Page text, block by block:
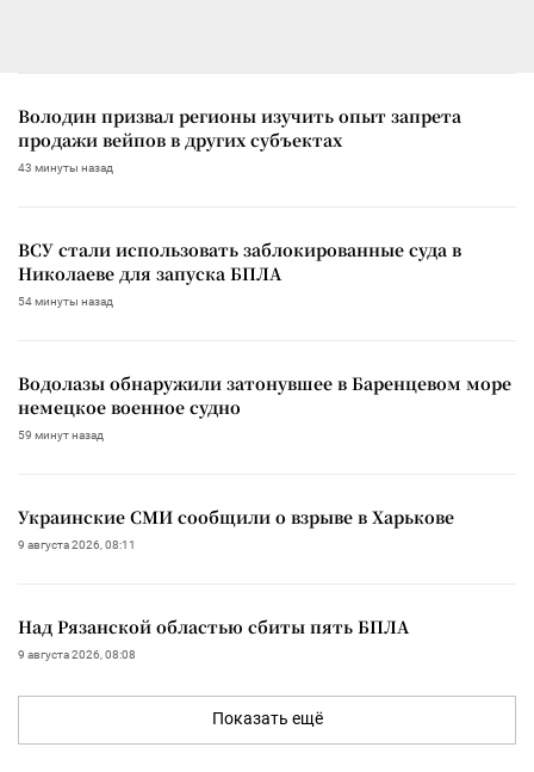
Володин призвал регионы изучить опыт запрета
продажи вейпов в других субъектах
43 минуты назад
ВСУ стали использовать заблокированные суда в
Николаеве для запуска БПЛА
54 минуты назад
Водолазы обнаружили затонувшее в Баренцевом море
немецкое военное судно
59 минут назад
Украинские СМИ сообщили о взрыве в Харькове
9 августа 2026, 08:11
Над Рязанской областью сбиты пять БПЛА
9 августа 2026, 08:08
Показать ещё